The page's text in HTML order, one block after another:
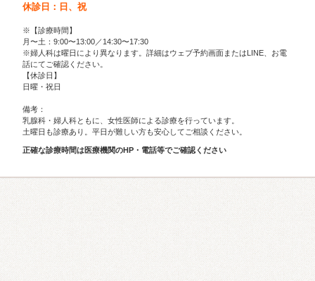
休診日：日、祝
※【診療時間】
月〜土：9:00〜13:00／14:30〜17:30
※婦人科は曜日により異なります。詳細はウェブ予約画面またはLINE、お電
話にてご確認ください。
【休診日】
日曜・祝日
備考：
乳腺科・婦人科ともに、女性医師による診療を行っています。
土曜日も診療あり。平日が難しい方も安心してご相談ください。
正確な診療時間は医療機関のHP・電話等でご確認ください